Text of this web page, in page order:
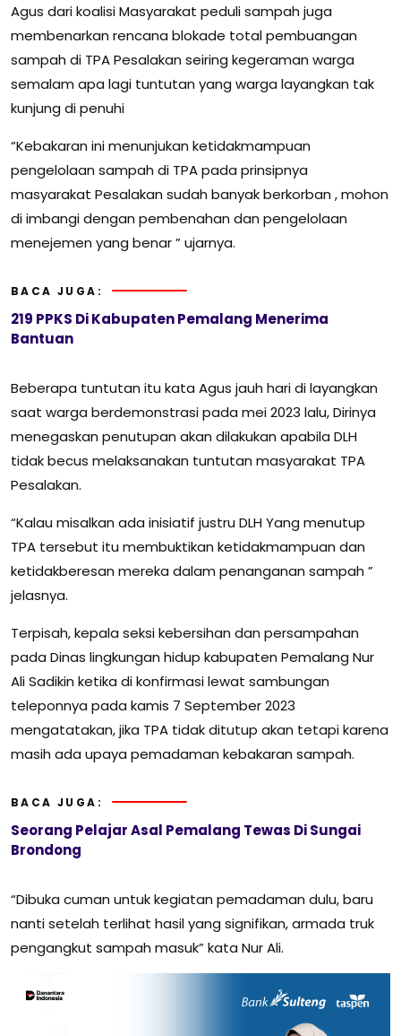
Agus dari koalisi Masyarakat peduli sampah juga
membenarkan rencana blokade total pembuangan
sampah di TPA Pesalakan seiring kegeraman warga
semalam apa lagi tuntutan yang warga layangkan tak
kunjung di penuhi
“Kebakaran ini menunjukan ketidakmampuan
pengelolaan sampah di TPA pada prinsipnya
masyarakat Pesalakan sudah banyak berkorban , mohon
di imbangi dengan pembenahan dan pengelolaan
menejemen yang benar ” ujarnya.
BACA JUGA:
219 PPKS Di Kabupaten Pemalang Menerima
Bantuan
Beberapa tuntutan itu kata Agus jauh hari di layangkan
saat warga berdemonstrasi pada mei 2023 lalu, Dirinya
menegaskan penutupan akan dilakukan apabila DLH
tidak becus melaksanakan tuntutan masyarakat TPA
Pesalakan.
“Kalau misalkan ada inisiatif justru DLH Yang menutup
TPA tersebut itu membuktikan ketidakmampuan dan
ketidakberesan mereka dalam penanganan sampah ”
jelasnya.
Terpisah, kepala seksi kebersihan dan persampahan
pada Dinas lingkungan hidup kabupaten Pemalang Nur
Ali Sadikin ketika di konfirmasi lewat sambungan
teleponnya pada kamis 7 September 2023
mengatatakan, jika TPA tidak ditutup akan tetapi karena
masih ada upaya pemadaman kebakaran sampah.
BACA JUGA:
Seorang Pelajar Asal Pemalang Tewas Di Sungai
Brondong
“Dibuka cuman untuk kegiatan pemadaman dulu, baru
nanti setelah terlihat hasil yang signifikan, armada truk
pengangkut sampah masuk” kata Nur Ali.